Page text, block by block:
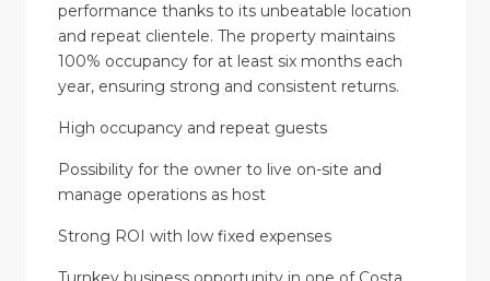
performance thanks to its unbeatable location
and repeat clientele. The property maintains
100% occupancy for at least six months each
year, ensuring strong and consistent returns.
High occupancy and repeat guests
Possibility for the owner to live on-site and
manage operations as host
Strong ROI with low fixed expenses